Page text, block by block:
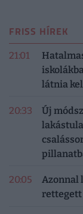
FRISS HÍREK
21:01
látnia
20:33
Új
20:05
Azonnal
rettegett